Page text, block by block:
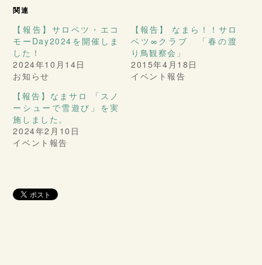
関連
【報告】サロベツ・エコ
モーDay2024を開催しま
した！
2024年10月14日
お知らせ
【報告】 なまら！！サロ
ベツ∞クラブ 「春の渡
り鳥観察会」
2015年4月18日
イベント報告
【報告】なまサロ 「スノ
ーシューで雪遊び」を実
施しました。
2024年2月10日
イベント報告